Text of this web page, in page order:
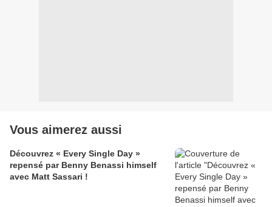
Vous aimerez aussi
Découvrez « Every Single Day »
repensé par Benny Benassi himself
avec Matt Sassari !